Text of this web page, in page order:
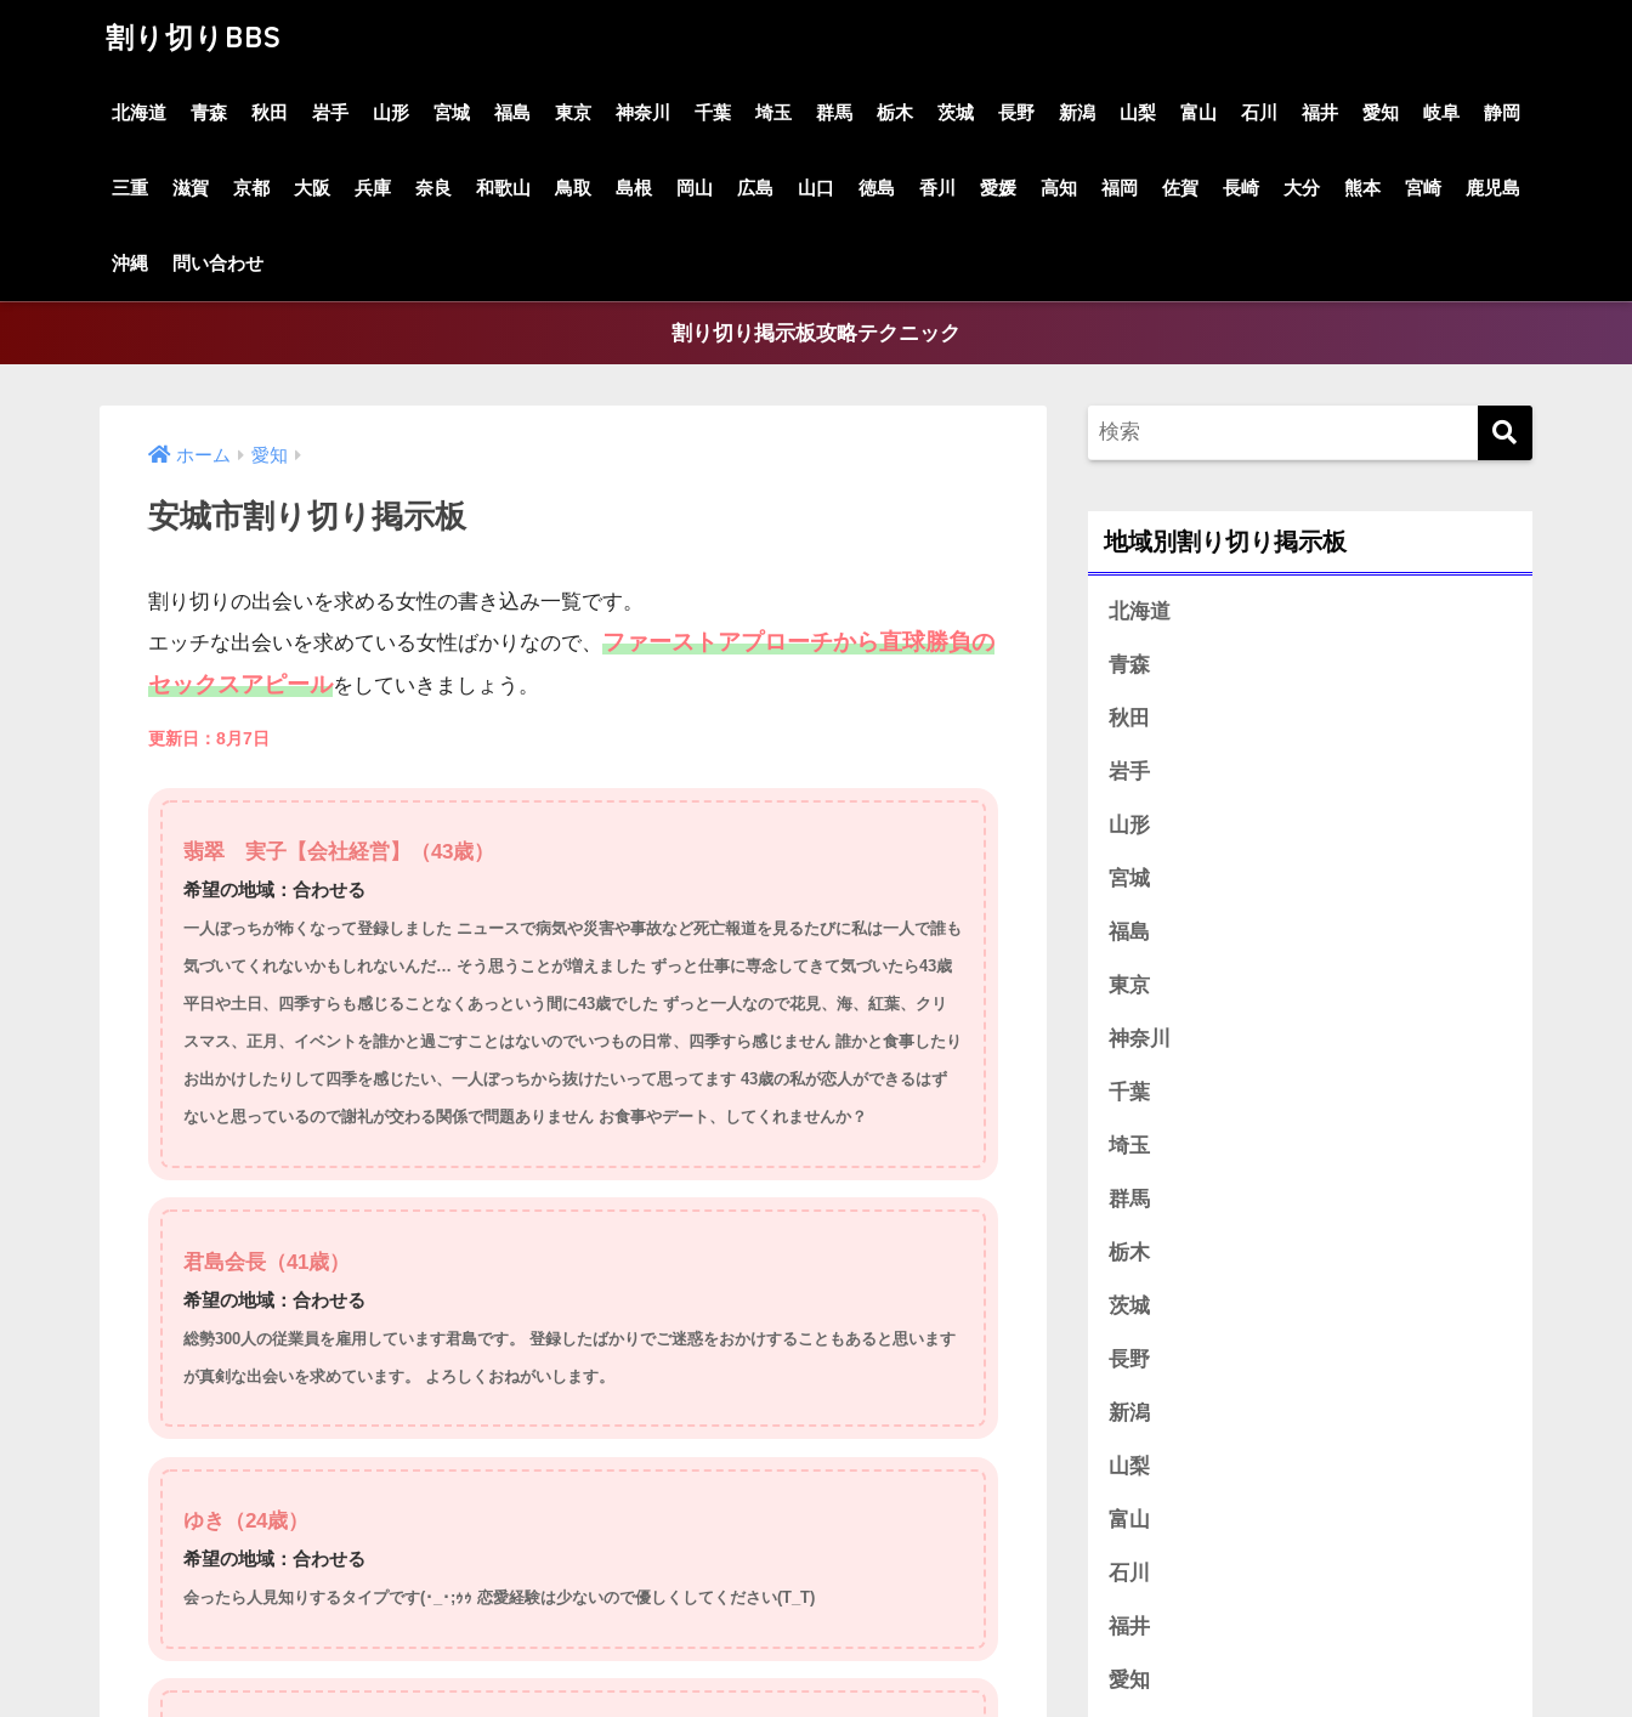
割り切りBBS
北海道 青森 秋田 岩手 山形 宮城 福島 東京 神奈川 千葉 埼玉 群馬 栃木 茨城 長野 新潟 山梨 富山 石川 福井 愛知 岐阜 静岡
三重 滋賀 京都 大阪 兵庫 奈良 和歌山 鳥取 島根 岡山 広島 山口 徳島 香川 愛媛 高知 福岡 佐賀 長崎 大分 熊本 宮崎 鹿児島
沖縄 問い合わせ
割り切り掲示板攻略テクニック
ホーム 愛知
安城市割り切り掲示板
割り切りの出会いを求める女性の書き込み一覧です。
エッチな出会いを求めている女性ばかりなので、 ファーストアプローチから直球勝負の
セックスアピールをしていきましょう。
更新日：8月7日
翡翠 実子【会社経営】（43歳）
希望の地域：合わせる
一人ぼっちが怖くなって登録しました ニュースで病気や災害や事故など死亡報道を見るたびに私は一人で誰も
気づいてくれないかもしれないんだ… そう思うことが増えました ずっと仕事に専念してきて気づいたら43歳
平日や土日、四季すらも感じることなくあっという間に43歳でした ずっと一人なので花見、海、紅葉、クリ
スマス、正月、イベントを誰かと過ごすことはないのでいつもの日常、四季すら感じません 誰かと食事したり
お出かけしたりして四季を感じたい、一人ぼっちから抜けたいって思ってます 43歳の私が恋人ができるはず
ないと思っているので謝礼が交わる関係で問題ありません お食事やデート、してくれませんか？
君島会長（41歳）
希望の地域：合わせる
総勢300人の従業員を雇用しています君島です。 登録したばかりでご迷惑をおかけすることもあると思います
が真剣な出会いを求めています。 よろしくおねがいします。
ゆき（24歳）
希望の地域：合わせる
会ったら人見知りするタイプです(･_･;ｩｩ 恋愛経験は少ないので優しくしてください(T_T)
地域別割り切り掲示板
北海道
青森
秋田
岩手
山形
宮城
福島
東京
神奈川
千葉
埼玉
群馬
栃木
茨城
長野
新潟
山梨
富山
石川
福井
愛知